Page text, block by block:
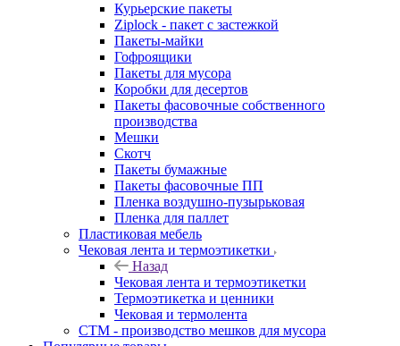
Курьерские пакеты
Ziplock - пакет с застежкой
Пакеты-майки
Гофроящики
Пакеты для мусора
Коробки для десертов
Пакеты фасовочные собственного
производства
Мешки
Скотч
Пакеты бумажные
Пакеты фасовочные ПП
Пленка воздушно-пузырьковая
Пленка для паллет
Пластиковая мебель
Чековая лента и термоэтикетки
Назад
Чековая лента и термоэтикетки
Термоэтикетка и ценники
Чековая и термолента
СТМ - производство мешков для мусора